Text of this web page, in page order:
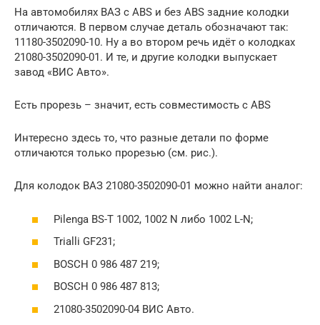
На автомобилях ВАЗ с ABS и без ABS задние колодки
отличаются. В первом случае деталь обозначают так:
11180-3502090-10. Ну а во втором речь идёт о колодках
21080-3502090-01. И те, и другие колодки выпускает
завод «ВИС Авто».
Есть прорезь – значит, есть совместимость с ABS
Интересно здесь то, что разные детали по форме
отличаются только прорезью (см. рис.).
Для колодок ВАЗ 21080-3502090-01 можно найти аналог:
Pilenga BS-T 1002, 1002 N либо 1002 L-N;
Trialli GF231;
BOSCH 0 986 487 219;
BOSCH 0 986 487 813;
21080-3502090-04 ВИС Авто.